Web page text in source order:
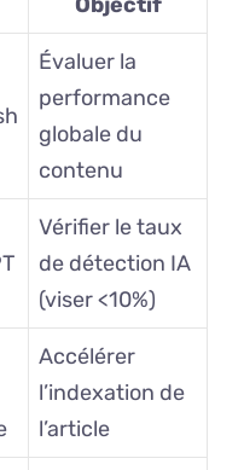
Évaluer la
performance
globale du
contenu
Vérifier le taux
de détection IA
(viser <10%)
Accélérer
l’indexation de
l’article